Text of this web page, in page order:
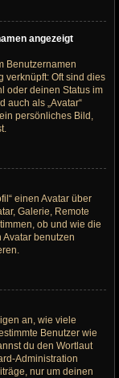
angezeigt
Benutzernamen
verknüpft: Oft sind dies
oder deinen Status im
auch als „Avatar“
persönliches Bild,
einen Avatar über
Galerie, Remote
ob und wie die
Avatar benutzen
an, wie viele
Benutzer wie
du den Wortlaut
Administration
nur um deinen